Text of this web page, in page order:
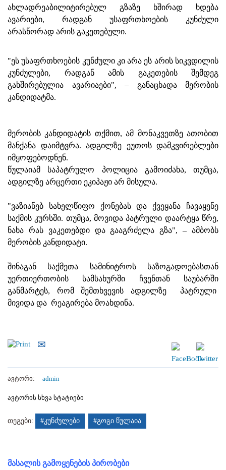
ახლადრეაბილიტირებულ გზაზე ხშირად ხდება
ავარიები, რადგან უსაფრთხოების კუნძული
არასწორად არის გაკეთებული.
"ეს უსაფრთხოების კუნძული კი არა ეს არის სიკვდილის
კუნძულები, რადგან ამის გაკეთების შემდეგ
გახშირებულია ავარიაები", – განაცხადა მერობის
კანდიდატმა.
მერობის კანდიდატის თქმით, ამ მონაკვეთზე ათობით
მანქანა დაიმტვრა. ადგილზე ეუთოს დამკვირებლები
იმყოფებოდნენ.
წულაიამ საპატრულო პოლიცია გამოიძახა, თუმცა,
ადგილზე არცერთი ეკიპაჟი არ მისულა.
"ვაზიანებ სახელწიფო ქონებას და ქვეყანა ჩავაყენე
საქმის კურსში. თუმცა, მოვიდა პატრული დაარტყა წრე,
ნახა რას ვაკეთებდი და გააგრძელა გზა", – ამბობს
მერობის კანდიდატი.
შინაგან საქმეთა სამინიტროს საზოგადოებასთან
უერთიერთობის სამსახურში ჩვენთან საუბარში
განმარტეს, რომ შემთხვევის ადგილზე პატრული
მივიდა და რეაგირება მოახდინა.
ავტორი: admin
ავტორის სხვა სტატიები
თეგები: #კუნძულები #გოგი წულაია
მასალის გამოყენების პირობები